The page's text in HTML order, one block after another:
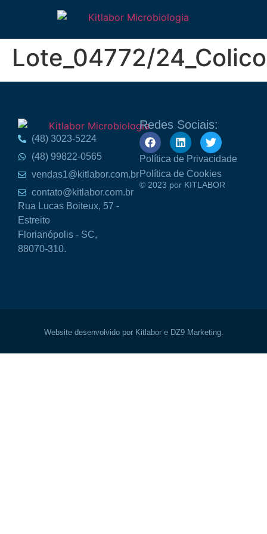
Lote_04772/
(48) 3023-5224
(48) 99822-0565
vendas1@kitlabor.com.br
contato@kitlabor.com.br
Rua Lucas Boiteux, 57 -
Estreito
Florianópolis - SC,
88070-310.
Redes Sociais:
Política de Privacidade
Política de Cookies
© 2023 por KITLABOR
Website desenvolvido por Kitlabor e DZ9 Marketing.